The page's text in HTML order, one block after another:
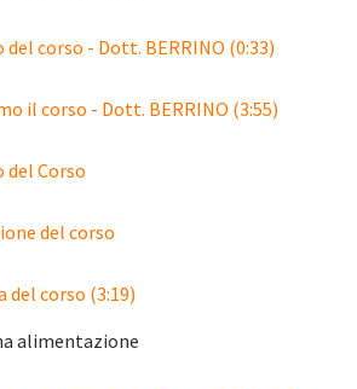
corso - Dott. BERRINO (0:33)
il corso - Dott. BERRINO (3:55)
Corso
del corso
del corso (3:19)
alimentazione